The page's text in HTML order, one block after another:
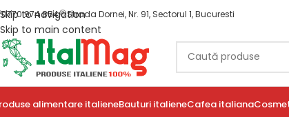
Skip to navigation
Skip to main content
0770 974 854 Strada Dornei, Nr. 91, Sectorul 1, Bucuresti
alimentare italieneBauturi italieneCafea italiana